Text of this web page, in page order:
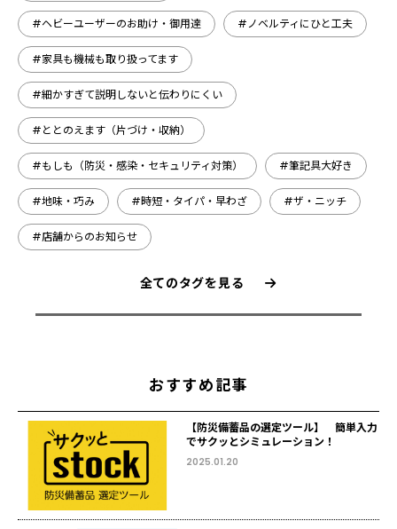
#ヘビーユーザーのお助け・御用達 #ノベルティにひと工夫
#家具も機械も取り扱ってます
#細かすぎて説明しないと伝わりにくい
#ととのえます（片づけ・収納）
#もしも（防災・感染・セキュリティ対策） #筆記具大好き
#地味・巧み #時短・タイパ・早わざ #ザ・ニッチ
#店舗からのお知らせ
全てのタグを見る
おすすめ記事
【防災備蓄品の選定ツール】 簡単入力
でサクッとシミュレーション！
2025.01.20